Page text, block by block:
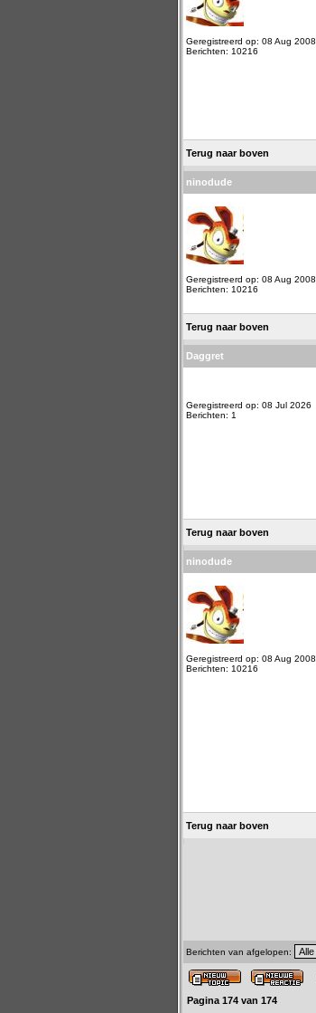
Geregistreerd op: 08 Aug 2008
Berichten: 10216
Terug naar boven
ninodude
Geregistreerd op: 08 Aug 2008
Berichten: 10216
Terug naar boven
Daggret
Geregistreerd op: 08 Jul 2026
Berichten: 1
Terug naar boven
ninodude
Geregistreerd op: 08 Aug 2008
Berichten: 10216
Terug naar boven
Berichten van afgelopen:
Pagina 174 van 174